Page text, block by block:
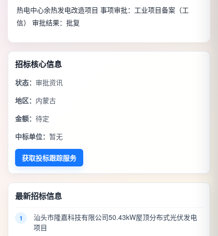
热电中心余热发电改造项目 事项审批：工业项目备案（工
信） 审批结果：批复
招标核心信息
状态： 审批资讯
地区： 内蒙古
金额： 待定
中标单位： 暂无
获取投标跟踪服务
最新招标信息
1
汕头市隆嘉科技有限公司50.43kW屋顶分布式光伏发电
项目